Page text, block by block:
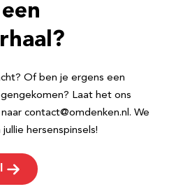
Of ben je ergens een
Laat het ons
contact@omdenken.nl. We
hersenspinsels!